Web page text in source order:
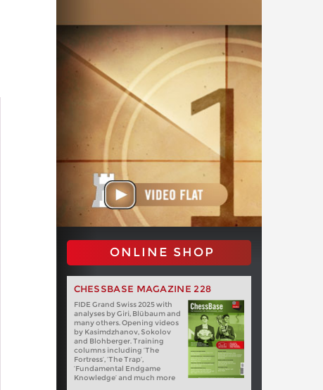
ONLINE SHOP
CHESSBASE MAGAZINE 228
FIDE Grand Swiss 2025 with
analyses by Giri, Blübaum and
many others. Opening videos
by Kasimdzhanov, Sokolov
and Blohberger. Training
columns including ‘The
Fortress’, ‘The Trap’,
‘Fundamental Endgame
Knowledge’ and much more